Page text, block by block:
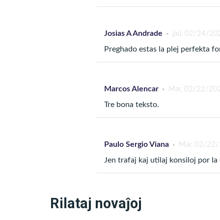
bezonoj;
Jesuo,
Bonfaroj per
tion, oni ekstaras sur la
tio, kion oni havas kaj
Josias A Andrade ĵaŭ, 02/24/
Preghado estas la plej perfekta
Marcos Alencar Mar, 02/22/
Tre bona teksto.
Paulo Sergio Viana Mar, 02/
Jen trafaj kaj utilaj konsiloj por la
Rilataj novaĵoj